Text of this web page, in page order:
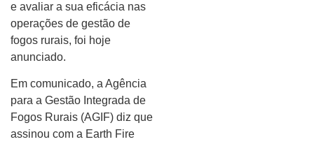
e avaliar a sua eficácia nas
operações de gestão de
fogos rurais, foi hoje
anunciado.
Em comunicado, a Agência
para a Gestão Integrada de
Fogos Rurais (AGIF) diz que
assinou com a Earth Fire